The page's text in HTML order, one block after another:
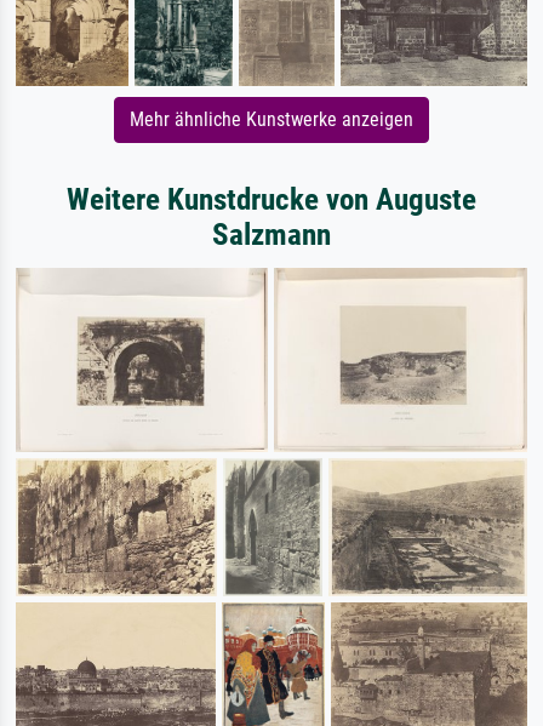
Mehr ähnliche Kunstwerke anzeigen
Weitere Kunstdrucke von Auguste
Salzmann